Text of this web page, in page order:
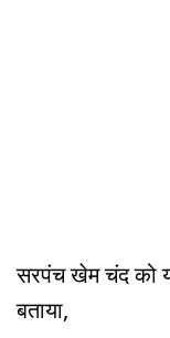
सरपंच खेम चंद को
बताया,